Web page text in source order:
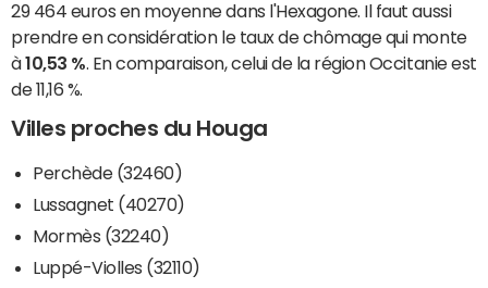
29 464 euros en moyenne dans l'Hexagone. Il faut aussi
prendre en considération le taux de chômage qui monte
à10,53 % . En comparaison, celui de la région Occitanie est
de 11,16 %.
Villes proches du Houga
Perchède (32460)
Lussagnet (40270)
Mormès (32240)
Luppé-Violles (32110)